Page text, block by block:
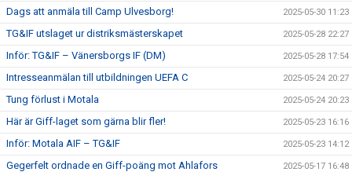
Dags att anmäla till Camp Ulvesborg! 2025-05-30 11:23
TG&IF utslaget ur distriksmästerskapet 2025-05-28 22:27
Inför: TG&IF – Vänersborgs IF (DM) 2025-05-28 17:54
Intresseanmälan till utbildningen UEFA C 2025-05-24 20:27
Tung förlust i Motala 2025-05-24 20:23
Här är Giff-laget som gärna blir fler! 2025-05-23 16:16
Inför: Motala AIF – TG&IF 2025-05-23 14:12
Gegerfelt ordnade en Giff-poäng mot Ahlafors 2025-05-17 16:48